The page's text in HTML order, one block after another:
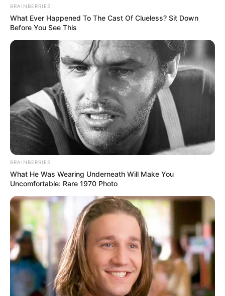
Categories
All
Hausgemachtes Knoblauchpulver. Anstatt
zu kaufen, machen Sie es selbst, sehr lecker. Es
ist einfacher als Sie denken
Die 18 effektivsten Möglichkeiten, Unkraut
ohne den Einsatz von Chemikalien zu
BRAINBERRIES
What Ever Happened To The Cast Of Clueless? Sit Down
Before You See This
BRAINBERRIES
What He Was Wearing Underneath Will Make You
Uncomfortable: Rare 1970 Photo